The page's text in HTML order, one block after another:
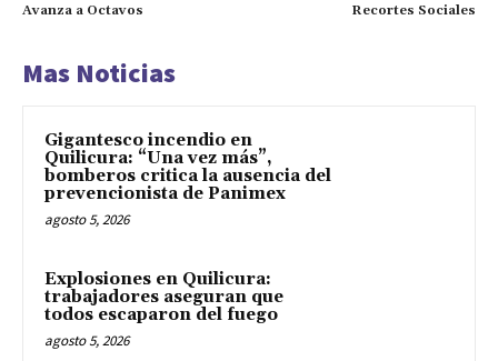
Avanza a Octavos
Recortes Sociales
Mas Noticias
Gigantesco incendio en
Quilicura: “Una vez más”,
bomberos critica la ausencia del
prevencionista de Panimex
agosto 5, 2026
Explosiones en Quilicura:
trabajadores aseguran que
todos escaparon del fuego
agosto 5, 2026